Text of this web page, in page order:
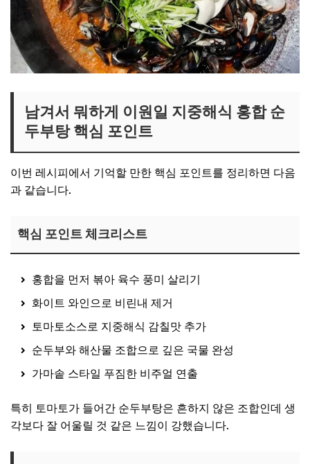
남겨서 뭐하게 이원일 지중해식 홍합 순
두부탕 핵심 포인트
이번 레시피에서 기억할 만한 핵심 포인트를 정리하면 다음
과 같습니다.
핵심 포인트 체크리스트
홍합을 먼저 볶아 육수 풍미 살리기
화이트 와인으로 비린내 제거
토마토소스로 지중해식 감칠맛 추가
순두부와 해산물 조합으로 깊은 국물 완성
가마솥 스타일 푸짐한 비주얼 연출
특히 토마토가 들어간 순두부탕은 흔하지 않은 조합인데 생
각보다 잘 어울릴 것 같은 느낌이 강했습니다.